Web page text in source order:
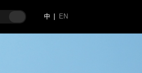
中 EN